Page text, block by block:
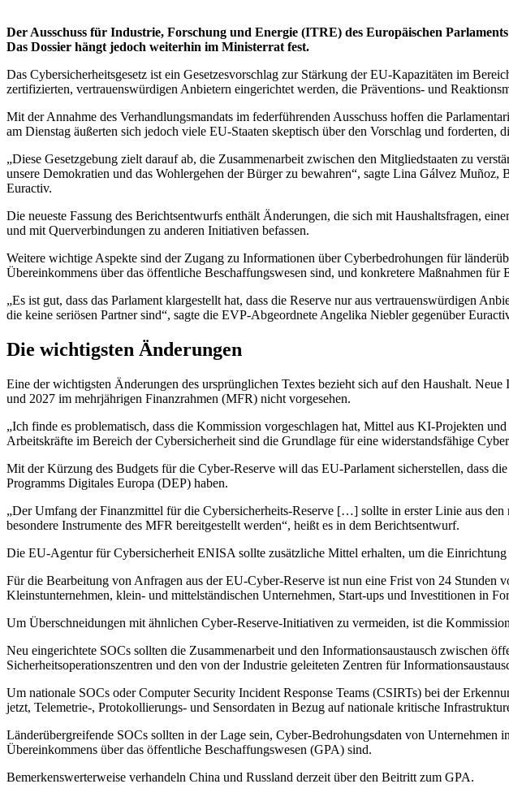
Der Ausschuss für Industrie, Forschung und Energie (ITRE) des Europäischen
Das Dossier hängt jedoch weiterhin im Ministerrat fest.
Das Cybersicherheitsgesetz ist ein Gesetzesvorschlag zur Stärkung der EU-Kapazitäten im
zertifizierten, vertrauenswürdigen Anbietern eingerichtet werden, die Präventions- und
Mit der Annahme des Verhandlungsmandats im federführenden Ausschuss hoffen die
am Dienstag äußerten sich jedoch viele EU-Staaten skeptisch über den Vorschlag und forderten,
„Diese Gesetzgebung zielt darauf ab, die Zusammenarbeit zwischen den Mitgliedstaaten zu
unsere Demokratien und das Wohlergehen der Bürger zu bewahren“, sagte Lina Gálvez
Euractiv.
Die neueste Fassung des Berichtsentwurfs enthält Änderungen, die sich mit Haushaltsfragen,
und mit Querverbindungen zu anderen Initiativen befassen.
Weitere wichtige Aspekte sind der Zugang zu Informationen über Cyberbedrohungen für
Übereinkommens über das öffentliche Beschaffungswesen sind, und konkretere Maßnahmen für
„Es ist gut, dass das Parlament klargestellt hat, dass die Reserve nur aus vertrauenswürdigen
die keine seriösen Partner sind“, sagte die EVP-Abgeordnete Angelika Niebler gegenüber
Die wichtigsten Änderungen
Eine der wichtigsten Änderungen des ursprünglichen Textes bezieht sich auf den Haushalt.
und 2027 im mehrjährigen Finanzrahmen (MFR) nicht vorgesehen.
„Ich finde es problematisch, dass die Kommission vorgeschlagen hat, Mittel aus KI-Projekten
Arbeitskräfte im Bereich der Cybersicherheit sind die Grundlage für eine widerstandsfähige
Mit der Kürzung des Budgets für die Cyber-Reserve will das EU-Parlament sicherstellen, dass
Programms Digitales Europa (DEP) haben.
„Der Umfang der Finanzmittel für die Cybersicherheits-Reserve […] sollte in erster Linie aus
besondere Instrumente des MFR bereitgestellt werden“, heißt es in dem Berichtsentwurf.
Die EU-Agentur für Cybersicherheit ENISA sollte zusätzliche Mittel erhalten, um die
Für die Bearbeitung von Anfragen aus der EU-Cyber-Reserve ist nun eine Frist von 24
Kleinstunternehmen, klein- und mittelständischen Unternehmen, Start-ups und Investitionen in
Um Überschneidungen mit ähnlichen Cyber-Reserve-Initiativen zu vermeiden, ist die
Neu eingerichtete SOCs sollten die Zusammenarbeit und den Informationsaustausch zwischen
Sicherheitsoperationszentren und den von der Industrie geleiteten Zentren für
Um nationale SOCs oder Computer Security Incident Response Teams (CSIRTs) bei der
jetzt, Telemetrie-, Protokollierungs- und Sensordaten in Bezug auf nationale kritische
Länderübergreifende SOCs sollten in der Lage sein, Cyber-Bedrohungsdaten von
Übereinkommens über das öffentliche Beschaffungswesen (GPA) sind.
Bemerkenswerterweise verhandeln China und Russland derzeit über den Beitritt zum GPA.